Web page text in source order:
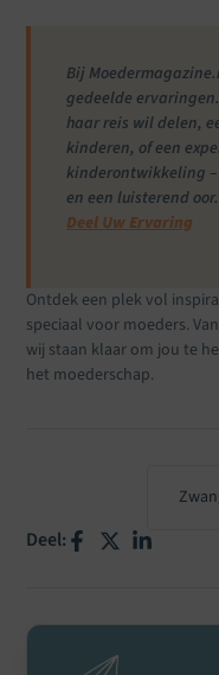
Bij
gedeelde
haar reis wil delen,
kinderen, of een
kinderontwikkeling
en een luisterend oor.
Deel Uw Ervaring
Ontdek een plek vol
speciaal voor moeders.
wij staan klaar om jou te
het moederschap.
Deel: